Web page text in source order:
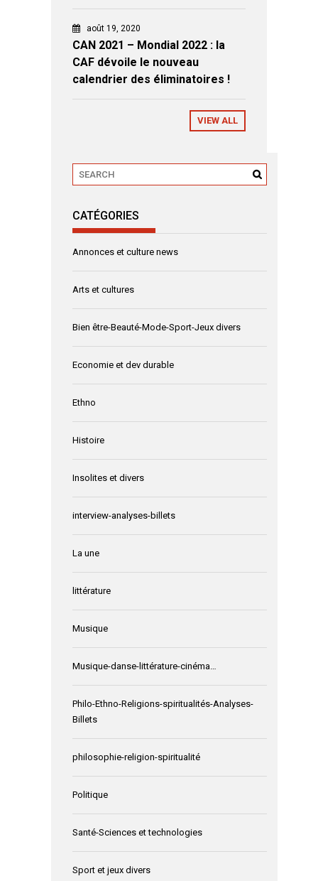
août 19, 2020
CAN 2021 – Mondial 2022 : la
CAF dévoile le nouveau
calendrier des éliminatoires !
VIEW ALL
CATÉGORIES
Annonces et culture news
Arts et cultures
Bien être-Beauté-Mode-Sport-Jeux divers
Economie et dev durable
Ethno
Histoire
Insolites et divers
interview-analyses-billets
La une
littérature
Musique
Musique-danse-littérature-cinéma…
Philo-Ethno-Religions-spiritualités-Analyses-
Billets
philosophie-religion-spiritualité
Politique
Santé-Sciences et technologies
Sport et jeux divers